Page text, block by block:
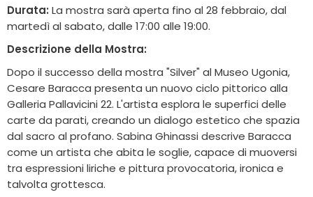
Durata: La mostra sarà aperta fino al 28 febbraio, dal
martedì al sabato, dalle 17:00 alle 19:00.
Descrizione della Mostra:
Dopo il successo della mostra "Silver" al Museo Ugonia,
Cesare Baracca presenta un nuovo ciclo pittorico alla
Galleria Pallavicini 22. L'artista esplora le superfici delle
carte da parati, creando un dialogo estetico che spazia
dal sacro al profano. Sabina Ghinassi descrive Baracca
come un artista che abita le soglie, capace di muoversi
tra espressioni liriche e pittura provocatoria, ironica e
talvolta grottesca.